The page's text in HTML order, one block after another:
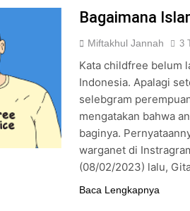
Bagaimana
Miftakhul Jannah 3
Kata childfree belum
Indonesia. Apalagi
selebgram
mengatakan bahwa
baginya.
warganet di
(08/02/2023) lalu,
Baca Lengkapnya